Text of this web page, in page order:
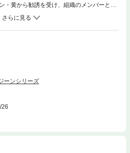
・黄から勧誘を受け、組織のメンバーとな
ンハとホーの面倒をみる役を任されたスン
傍ら、敵対するイーサン・黄・Jrと繋がり
合わせの大人気ラブ・サスペンス第12巻。
ーンシリーズ
26